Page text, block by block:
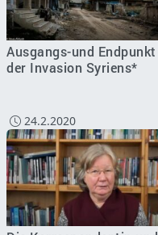
Ausgangs-und Endpunkt
der Invasion Syriens*
24.2.2020